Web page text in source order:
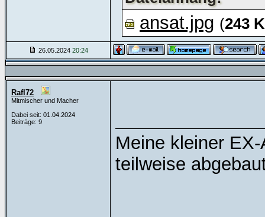
ansat.jpg (243
26.05.2024 20:24
Rafl72
Mitmischer und Macher
Dabei seit: 01.04.2024
Beiträge: 9
Meine kleiner
teilweise